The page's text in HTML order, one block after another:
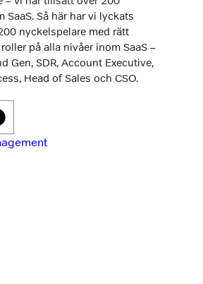
SaaS. Så här har vi lyckats
nyckelspelare med rätt
på alla nivåer inom SaaS –
Gen, SDR, Account Executive,
Head of Sales och CSO.